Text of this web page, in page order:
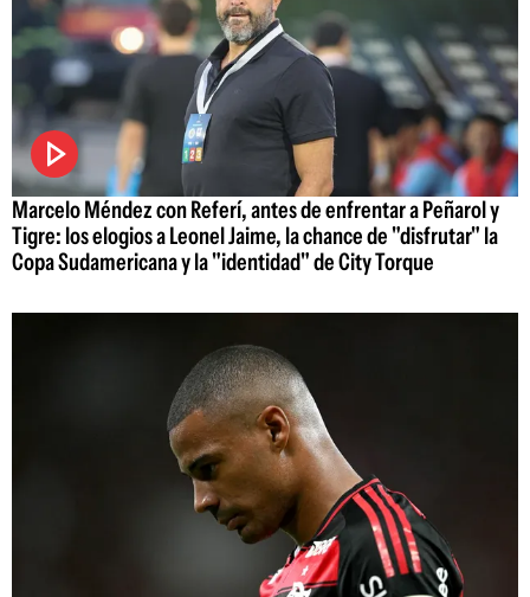
Marcelo Méndez con Referí, antes de enfrentar a Peñarol y
Tigre: los elogios a Leonel Jaime, la chance de "disfrutar" la
Copa Sudamericana y la "identidad" de City Torque